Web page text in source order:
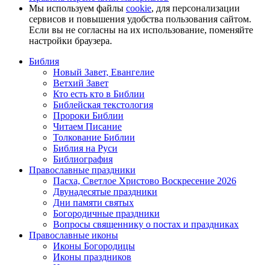
Мы используем файлы cookie, для персонализации
сервисов и повышения удобства пользования сайтом.
Если вы не согласны на их использование, поменяйте
настройки браузера.
Библия
Новый Завет, Евангелие
Ветхий Завет
Кто есть кто в Библии
Библейская текстология
Пророки Библии
Читаем Писание
Толкование Библии
Библия на Руси
Библиография
Православные праздники
Пасха, Светлое Христово Воскресение 2026
Двунадесятые праздники
Дни памяти святых
Богородичные праздники
Вопросы священнику о постах и праздниках
Православные иконы
Иконы Богородицы
Иконы праздников